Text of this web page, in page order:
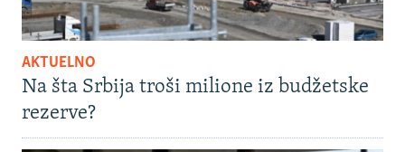
AKTUELNO
Na šta Srbija troši milione iz budžetske
rezerve?